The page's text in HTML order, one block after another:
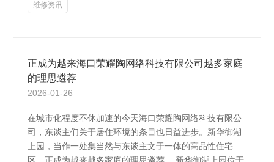
维修资讯
正成为越来海口荣耀陶网络科技有限公司越多家庭
的理思遴荐
2026-01-26
在城市化程度不休加速的今天海口荣耀陶网络科技有限公
司，东谈主们关于居住环境的条目也日益进步。新华御湖
上园，当作一处集当然与东谈主文于一体的高品性住宅